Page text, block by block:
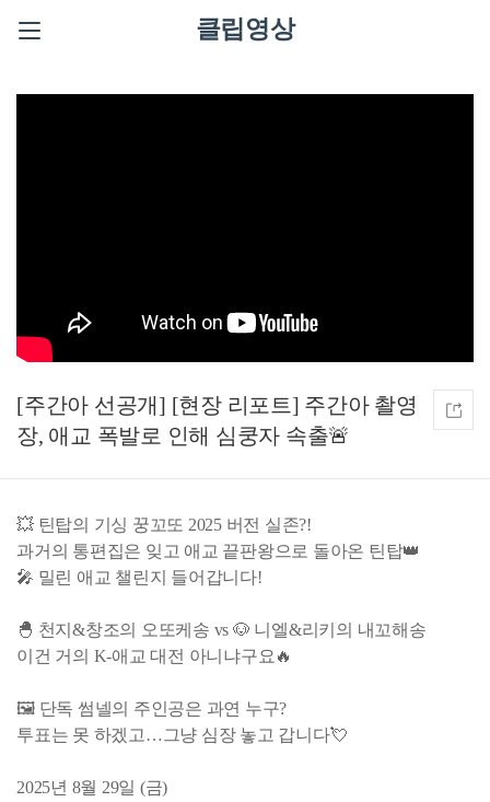
클립영상
[주간아 선공개] [현장 리포트] 주간아 촬영
장, 애교 폭발로 인해 심쿵자 속출🚨
💥 틴탑의 기싱 꿍꼬또 2025 버전 실존?!
과거의 통편집은 잊고 애교 끝판왕으로 돌아온 틴탑👑
🎤 밀린 애교 챌린지 들어갑니다!
🐣 천지&창조의 오또케송 vs 🐶 니엘&리키의 내꼬해송
이건 거의 K-애교 대전 아니냐구요🔥
🖼 단독 썸넬의 주인공은 과연 누구?
투표는 못 하겠고…그냥 심장 놓고 갑니다💘
2025년 8월 29일 (금)